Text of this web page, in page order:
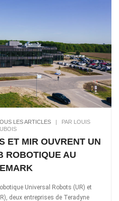
LES ARTICLES | PAR LOUIS
ET MIR OUVRENT UN
ROBOTIQUE AU
Universal Robots (UR) et
deux entreprises de Teradyne